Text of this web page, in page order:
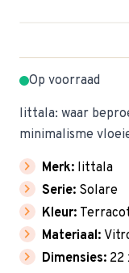
Op voorraad
Iittala: waar
minimalisme
chevron_right Merk: littala
chevron_right Serie: Solare
chevron_right Kleur:
chevron_right Materiaal:
chevron_right Dimensies: 22